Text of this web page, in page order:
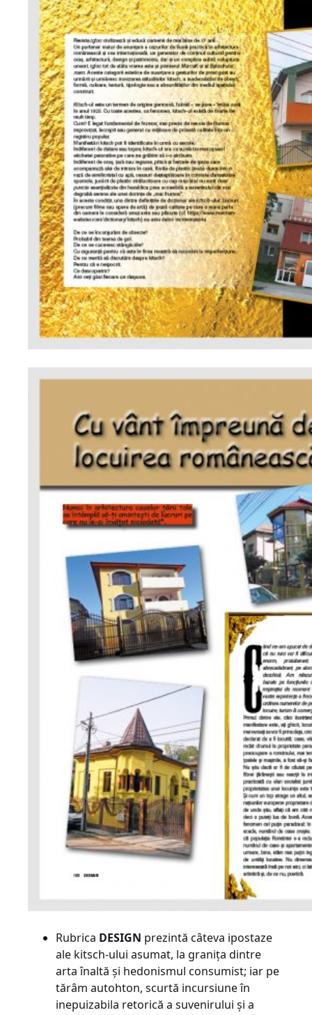
Rubrica DESIGN prezintă câteva ipostaze
ale kitsch-ului asumat, la granița dintre
arta înaltă și hedonismul consumist; iar pe
tărâm autohton, scurtă incursiune în
inepuizabila retorică a suvenirului și a